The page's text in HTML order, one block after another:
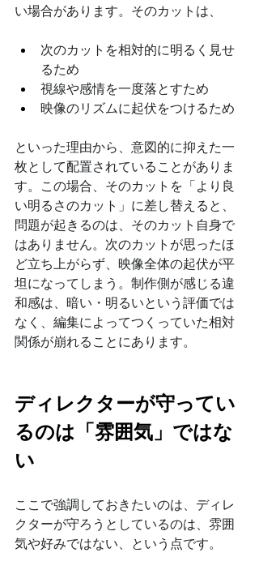
い場合があります。そのカットは、
次のカットを相対的に明るく見せ
るため
視線や感情を一度落とすため
映像のリズムに起伏をつけるため
といった理由から、意図的に抑えた一
枚として配置されていることがありま
す。この場合、そのカットを「より良
い明るさのカット」に差し替えると、
問題が起きるのは、そのカット自身で
はありません。次のカットが思ったほ
ど立ち上がらず、映像全体の起伏が平
坦になってしまう。制作側が感じる違
和感は、暗い・明るいという評価では
なく、編集によってつくっていた相対
関係が崩れることにあります。
ディレクターが守ってい
るのは「雰囲気」ではな
い
ここで強調しておきたいのは、ディレ
クターが守ろうとしているのは、雰囲
気や好みではない、という点です。